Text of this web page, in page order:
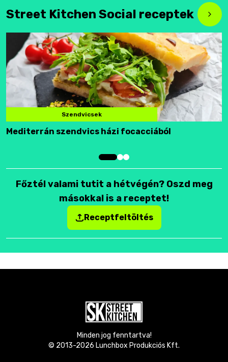
Street Kitchen Social receptek
Szendvicsek
Mediterrán szendvics házi focacciából
Főztél valami tutit a hétvégén? Oszd meg
másokkal is a receptet!
Receptfeltöltés
Minden jog fenntartva!
© 2013-2026 Lunchbox Produkciós Kft.